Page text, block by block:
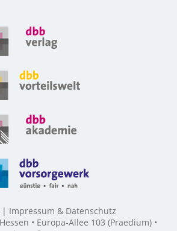
Impressum & Datenschutz
• Europa-Allee 103 (Praedium) •